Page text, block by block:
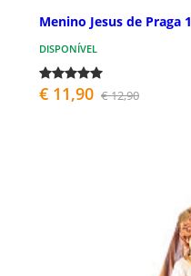
Menino Jesus de Praga
DISPONÍVEL
€ 11,90 € 12,90